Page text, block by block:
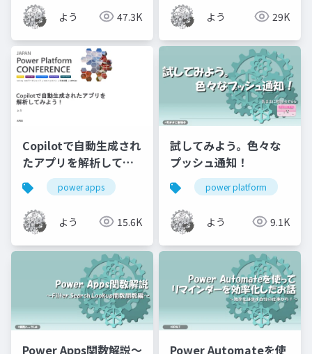
よう 47.3K よう 29K
Copilotで自動生成され
たアプリを解析してみ
よう！power apps
よう 15.6K
試してみよう。色々な
プッシュ通知！
power platform
よう 9.1K
Power Apps関数解説～ Power Automateを使